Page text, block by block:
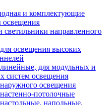
и комплектующие
направленного
освещения высоких
для модульных и
систем освещения
освещения
потолочные
напольные,